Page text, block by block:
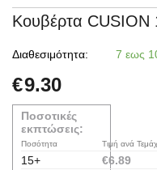
Κουβέρτα
Διαθεσιμότητα: 7 εως
€9.30
Ποσοτικές
εκπτώσεις:
Ποσότητα
15+
Τιμή ανά
€6.89